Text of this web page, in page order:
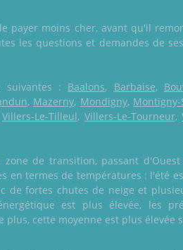
payer moins cher, avant qu'il
les questions et demandes de
suivantes : Baalons, Barbaise,
, Mazerny, Mondigny, Montigny-
Villers-Le-Tilleul, Villers-Le-Tourneur,
de transition, passant
en termes de températures : l'été
de fortes chutes de neige et
est plus élevée, les
cette moyenne est plus élevée